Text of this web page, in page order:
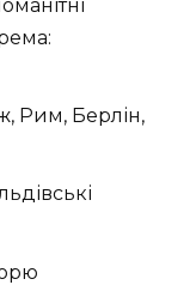
Рим, Берлін,